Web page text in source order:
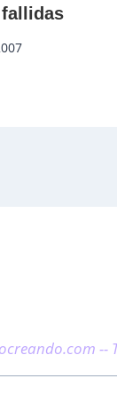
--